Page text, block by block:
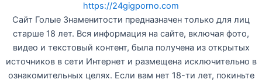
https://24gigporno.com
Сайт Голые Знаменитости предназначен только для лиц
старше 18 лет. Вся информация на сайте, включая фото,
видео и текстовый контент, была получена из открытых
источников в сети Интернет и размещена исключительно в
ознакомительных целях. Если вам нет 18-ти лет, покиньте